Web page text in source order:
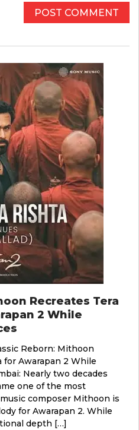
Recreates Tera
2 While
Reborn: Mithoon
for Awarapan 2 While
Nearly two decades
one of the most
composer Mithoon is
for Awarapan 2. While
depth […]